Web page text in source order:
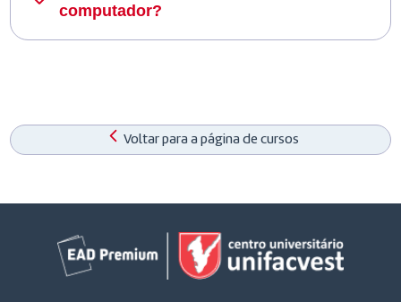
computador?
Voltar para a página de cursos